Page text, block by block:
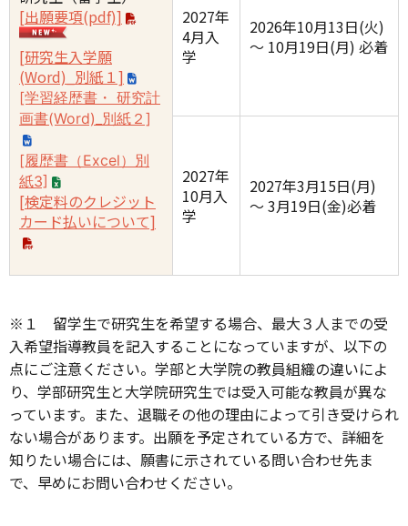
[出願要項(pdf)]
[研究生入学願
(Word)_別紙１]
[学習経歴書・ 研究計
画書(Word)_別紙２]
[履歴書（Excel）別
紙3]
[検定料のクレジット
カード払いについて]
2027年
4月入
学
2026年10月13日(火)
〜 10月19日(月) 必着
2027年
10月入
学
2027年3月15日(月)
〜 3月19日(金)必着
※１ 留学生で研究生を希望する場合、最大３人までの受
入希望指導教員を記入することになっていますが、以下の
点にご注意ください。学部と大学院の教員組織の違いによ
り、学部研究生と大学院研究生では受入可能な教員が異な
っています。また、退職その他の理由によって引き受けられ
ない場合があります。出願を予定されている方で、詳細を
知りたい場合には、願書に示されている問い合わせ先ま
で、早めにお問い合わせください。